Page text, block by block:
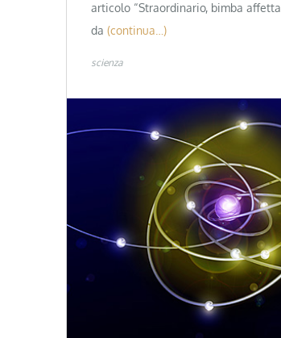
articolo “Straordinario, bimba affetta
da (continua…)
scienza